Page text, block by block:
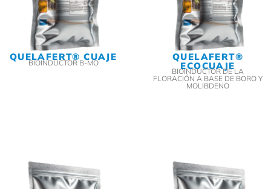
QUELAFERT® CUAJE
BIOINDUCTOR B-MO QUELAFERT®
ECOCUAJE
BIOINDUCTOR DE LA
FLORACIÓN A BASE DE BORO Y
MOLIBDENO